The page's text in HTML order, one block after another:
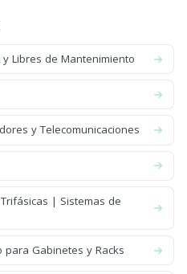
Libres de Mantenimiento
y Telecomunicaciones
| Sistemas de
para Gabinetes y Racks